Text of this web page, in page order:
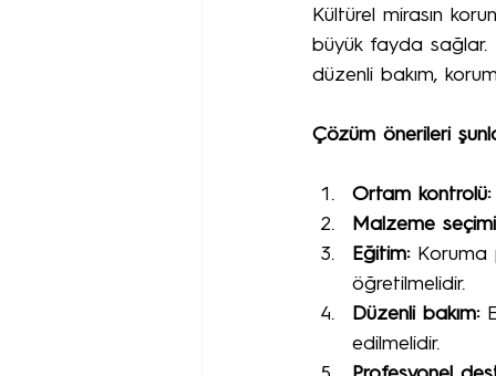
Kültürel mirasın
büyük fayda sağlar.
düzenli bakım,
Çözüm önerileri
Ortam kontrolü:
Malzeme
Eğitim: Koruma
öğretilmelidir.
Düzenli bakım:
edilmelidir.